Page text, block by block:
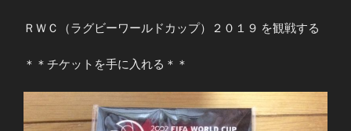
ＲＷＣ（ラグビーワールドカップ）２０１９ を観戦する
＊＊チケットを手に入れる＊＊